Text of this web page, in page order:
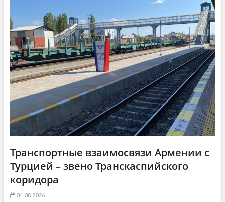
t
i
o
n
ь
я
:
я
:
Транспортные взаимосвязи Армении с
Турцией – звено Транскаспийского
коридора
04.08.2026